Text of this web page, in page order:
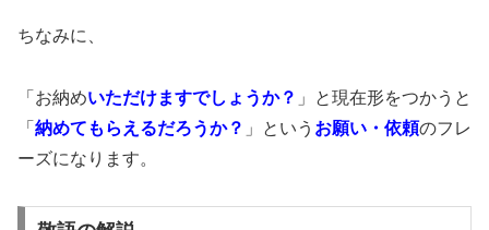
ちなみに、
「お納めいただけますでしょうか？ 」と現在形をつかうと
「 納めて もらえるだろうか？ 」という お願い・依頼のフレ
ーズになります。